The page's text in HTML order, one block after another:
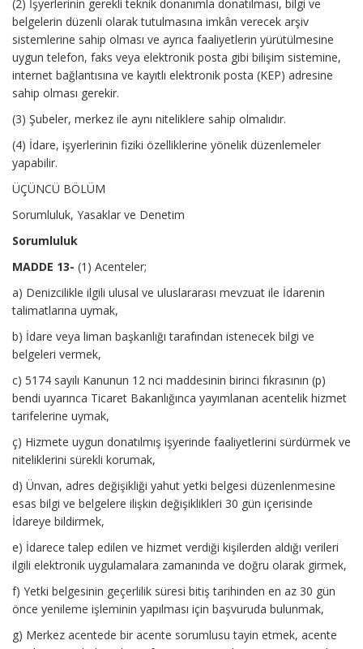
(2) İşyerlerinin gerekli teknik donanımla donatılması, bilgi ve
belgelerin düzenli olarak tutulmasına imkân verecek arşiv
sistemlerine sahip olması ve ayrıca faaliyetlerin yürütülmesine
uygun telefon, faks veya elektronik posta gibi bilişim sistemine,
internet bağlantısına ve kayıtlı elektronik posta (KEP) adresine
sahip olması gerekir.
(3) Şubeler, merkez ile aynı niteliklere sahip olmalıdır.
(4) İdare, işyerlerinin fiziki özelliklerine yönelik düzenlemeler
yapabilir.
ÜÇÜNCÜ BÖLÜM
Sorumluluk, Yasaklar ve Denetim
Sorumluluk
MADDE 13- (1) Acenteler;
a) Denizcilikle ilgili ulusal ve uluslararası mevzuat ile İdarenin
talimatlarına uymak,
b) İdare veya liman başkanlığı tarafından istenecek bilgi ve
belgeleri vermek,
c) 5174 sayılı Kanunun 12 nci maddesinin birinci fıkrasının (p)
bendi uyarınca Ticaret Bakanlığınca yayımlanan acentelik hizmet
tarifelerine uymak,
ç) Hizmete uygun donatılmış işyerinde faaliyetlerini sürdürmek ve
niteliklerini sürekli korumak,
d) Ünvan, adres değişikliği yahut yetki belgesi düzenlenmesine
esas bilgi ve belgelere ilişkin değişiklikleri 30 gün içerisinde
İdareye bildirmek,
e) İdarece talep edilen ve hizmet verdiği kişilerden aldığı verileri
ilgili elektronik uygulamalara zamanında ve doğru olarak girmek,
f) Yetki belgesinin geçerlilik süresi bitiş tarihinden en az 30 gün
önce yenileme işleminin yapılması için başvuruda bulunmak,
g) Merkez acentede bir acente sorumlusu tayin etmek, acente